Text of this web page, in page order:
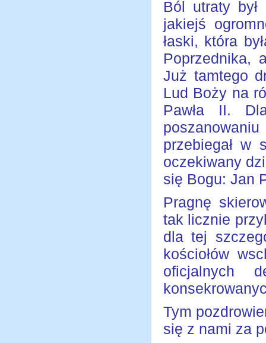
Ból utraty był
jakiejś
łaski, która
Poprzednika,
Już tamtego
Lud Boży na
Pawła II.
przebiegał w
oczekiwany
się Bogu: Jan
Pragnę
tak licznie
dla tej
kościołów
oficjalnych
Tym
się z nami za